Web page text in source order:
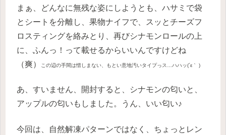
まぁ、どんなに無残な姿にしようとも、ハサミで袋
とシートを分離し、果物ナイフで、スッとチーズフ
ロスティングを絡みとり、再びシナモンロールの上
に、ふんっ！って載せるからいいんですけどね
（爽）
この辺の手間は惜しまない、もとい意地汚いタイプっス…ハハッ(´ε｀ )
あ、すいません、開封すると、シナモンの匂いと、
アップルの匂いもしました。うん、いい匂い♪
今回は、自然解凍パターンではなく、ちょっとレン